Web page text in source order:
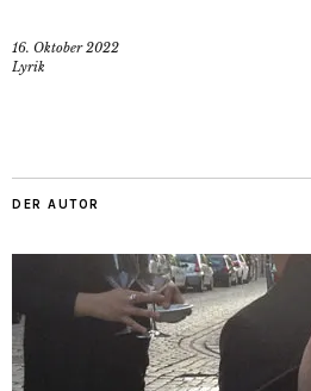
16. Oktober 2022
Lyrik
DER AUTOR